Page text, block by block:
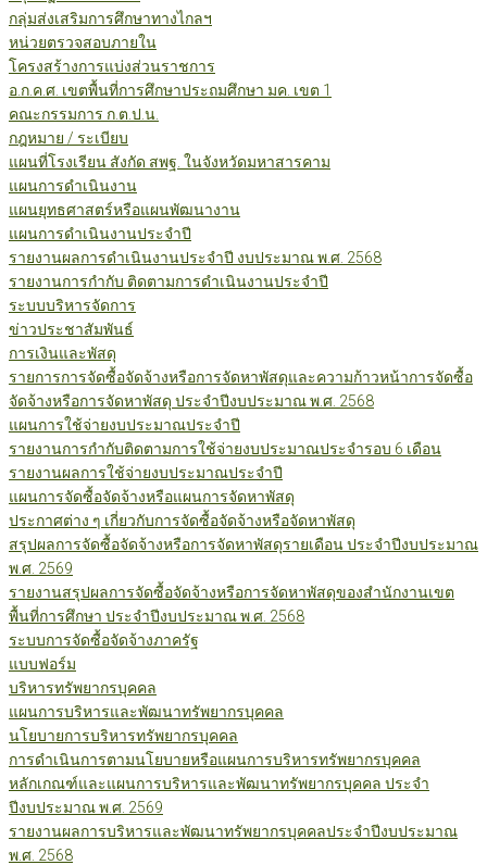
กลุ่มส่งเสริมการศึกษาทางไกลฯ
หน่วยตรวจสอบภายใน
โครงสร้างการแบ่งส่วนราชการ
อ.ก.ค.ศ. เขตพื้นที่การศึกษาประถมศึกษา มค. เขต 1
คณะกรรมการ ก.ต.ป.น.
กฎหมาย / ระเบียบ
แผนที่โรงเรียน สังกัด สพฐ. ในจังหวัดมหาสารคาม
แผนการดำเนินงาน
แผนยุทธศาสตร์หรือแผนพัฒนางาน
แผนการดำเนินงานประจำปี
รายงานผลการดำเนินงานประจำปี งบประมาณ พ.ศ. 2568
รายงานการกำกับ ติดตามการดำเนินงานประจำปี
ระบบบริหารจัดการ
ข่าวประชาสัมพันธ์
การเงินและพัสดุ
รายการการจัดซื้อจัดจ้างหรือการจัดหาพัสดุและความก้าวหน้าการจัดซื้อ
จัดจ้างหรือการจัดหาพัสดุ ประจำปีงบประมาณ พ.ศ. 2568
แผนการใช้จ่ายงบประมาณประจำปี
รายงานการกำกับติดตามการใช้จ่ายงบประมาณประจำรอบ 6 เดือน
รายงานผลการใช้จ่ายงบประมาณประจำปี
แผนการจัดซื้อจัดจ้างหรือแผนการจัดหาพัสดุ
ประกาศต่าง ๆ เกี่ยวกับการจัดซื้อจัดจ้างหรือจัดหาพัสดุ
สรุปผลการจัดซื้อจัดจ้างหรือการจัดหาพัสดุรายเดือน ประจำปีงบประมาณ
พ.ศ. 2569
รายงานสรุปผลการจัดซื้อจัดจ้างหรือการจัดหาพัสดุของสำนักงานเขต
พื้นที่การศึกษา ประจำปีงบประมาณ พ.ศ. 2568
ระบบการจัดซื้อจัดจ้างภาครัฐ
แบบฟอร์ม
บริหารทรัพยากรบุคคล
แผนการบริหารและพัฒนาทรัพยากรบุคคล
นโยบายการบริหารทรัพยากรบุคคล
การดำเนินการตามนโยบายหรือแผนการบริหารทรัพยากรบุคคล
หลักเกณฑ์และแผนการบริหารและพัฒนาทรัพยากรบุคคล ประจำ
ปีงบประมาณ พ.ศ. 2569
รายงานผลการบริหารและพัฒนาทรัพยากรบุคคลประจำปีงบประมาณ
พ.ศ. 2568